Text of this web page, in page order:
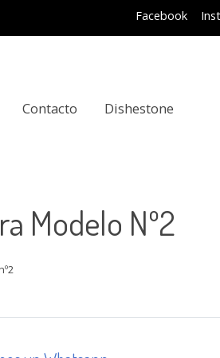
Facebook
Contacto Dishestone
Modelo Nº2